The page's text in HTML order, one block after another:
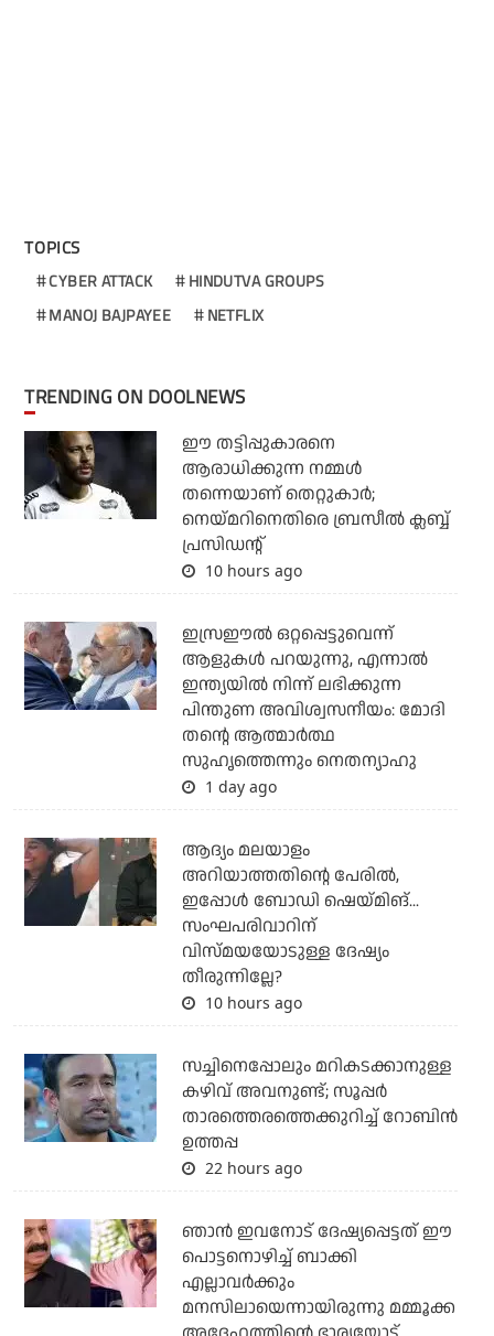
TOPICS
CYBER ATTACK
HINDUTVA GROUPS
MANOJ BAJPAYEE
NETFLIX
TRENDING ON DOOLNEWS
ഈ തട്ടിപ്പുകാരനെ
ആരാധിക്കുന്ന നമ്മള്‍
തന്നെയാണ് തെറ്റുകാര്‍;
നെയ്മറിനെതിരെ ബ്രസീല്‍ ക്ലബ്ബ്
പ്രസിഡന്റ്
10 hours ago
ഇസ്രഈല്‍ ഒറ്റപ്പെട്ടുവെന്ന്
ആളുകള്‍ പറയുന്നു, എന്നാല്‍
ഇന്ത്യയില്‍ നിന്ന് ലഭിക്കുന്ന
പിന്തുണ അവിശ്വസനീയം: മോദി
തന്റെ ആത്മാര്‍ത്ഥ
സുഹൃത്തെന്നും നെതന്യാഹു
1 day ago
ആദ്യം മലയാളം
അറിയാത്തതിന്റെ പേരില്‍,
ഇപ്പോള്‍ ബോഡി ഷെയ്മിങ്...
സംഘപരിവാറിന്
വിസ്മയയോടുള്ള ദേഷ്യം
തീരുന്നില്ലേ?
10 hours ago
സച്ചിനെപ്പോലും മറികടക്കാനുള്ള
കഴിവ് അവനുണ്ട്; സൂപ്പര്‍
താരത്തെരത്തെക്കുറിച്ച് റോബിന്‍
ഉത്തപ്പ
22 hours ago
ഞാന്‍ ഇവനോട് ദേഷ്യപ്പെട്ടത് ഈ
പൊട്ടനൊഴിച്ച് ബാക്കി
എല്ലാവര്‍ക്കും
മനസിലായെന്നായിരുന്നു മമ്മൂക്ക